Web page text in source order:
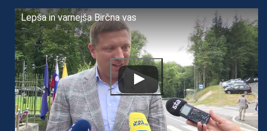
Lepša in varnejša Birčna vas